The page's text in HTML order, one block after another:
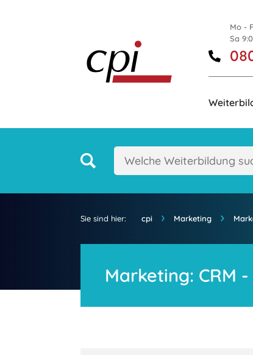
Mo -
Sa
Sie sind hier: cpi Marketing
Marketing: CRM